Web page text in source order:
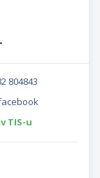
804843
TIS-u